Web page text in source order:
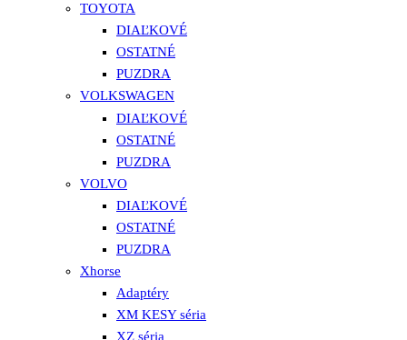
TOYOTA
DIAĽKOVÉ
OSTATNÉ
PUZDRA
VOLKSWAGEN
DIAĽKOVÉ
OSTATNÉ
PUZDRA
VOLVO
DIAĽKOVÉ
OSTATNÉ
PUZDRA
Xhorse
Adaptéry
XM KESY séria
XZ séria